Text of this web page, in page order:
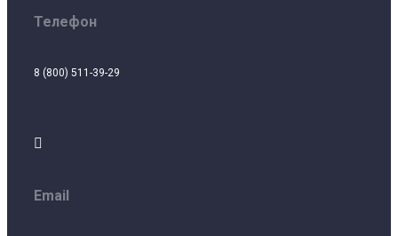
Телефон
8 (800) 511-39-29

Email